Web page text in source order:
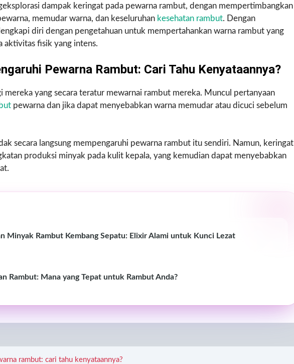
dampak keringat pada pewarna rambut, dengan mempertimbangkan
memudar warna, dan keseluruhan kesehatan rambut. Dengan
diri dengan pengetahuan untuk mempertahankan warna rambut yang
aktivitas fisik yang intens.
Pewarna Rambut: Cari Tahu Kenyataannya?
mereka yang secara teratur mewarnai rambut mereka. Muncul pertanyaan
pewarna dan jika dapat menyebabkan warna memudar atau dicuci sebelum
secara langsung mempengaruhi pewarna rambut itu sendiri. Namun, keringat
produksi minyak pada kulit kepala, yang kemudian dapat menyebabkan
Minyak Rambut Kembang Sepatu: Elixir Alami untuk Kunci Lezat
Rambut: Mana yang Tepat untuk Rambut Anda?
rambut: cari tahu kenyataannya?